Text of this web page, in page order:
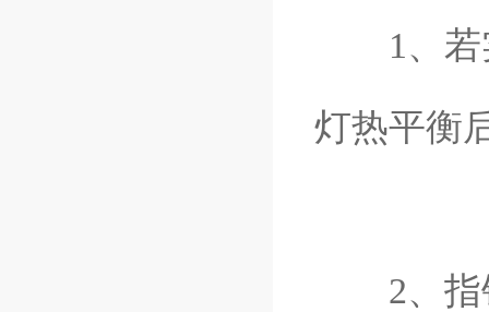
1、若实
灯热平衡
2、指针